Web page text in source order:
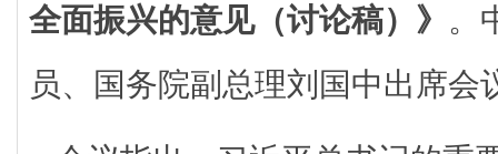
全面振兴的意见（讨论稿）》 。
员、国务院副总理刘国中出席会